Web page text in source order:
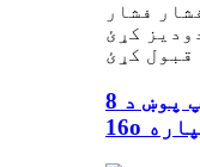
فشار
کړئ
قبول کړئ
د لیک پروف پی پی کپ پوښ د 8oz 12oz